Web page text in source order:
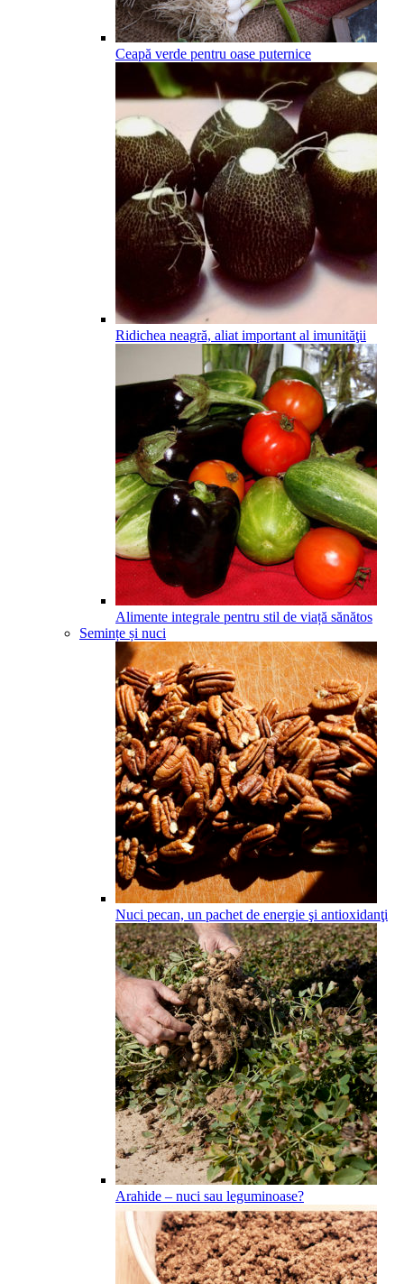
Ceapă verde pentru oase puternice
Ridichea neagră, aliat important al imunităţii
Alimente integrale pentru stil de viață sănătos
Semințe și nuci
Nuci pecan, un pachet de energie şi antioxidanţi
Arahide – nuci sau leguminoase?